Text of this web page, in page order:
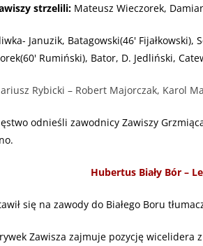
strzelili: Mateusz Wieczorek,
Januzik, Batagowski(46' Fijałkowski),
Rumiński), Bator, D. Jedliński,
Rybicki – Robert Majorczak, Karol
odnieśli zawodnicy Zawiszy
Hubertus Biały Bór –
się na zawody do Białego Boru
Zawisza zajmuje pozycję wicelidera